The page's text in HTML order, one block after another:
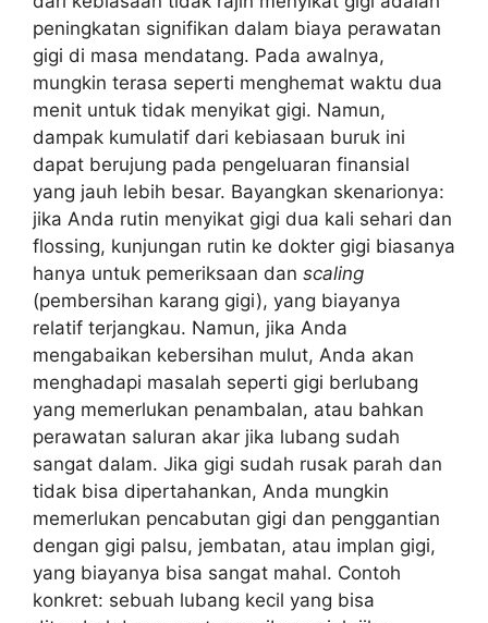
peningkatan signifikan dalam biaya perawatan
gigi di masa mendatang. Pada awalnya,
mungkin terasa seperti menghemat waktu dua
menit untuk tidak menyikat gigi. Namun,
dampak kumulatif dari kebiasaan buruk ini
dapat berujung pada pengeluaran finansial
yang jauh lebih besar. Bayangkan skenarionya:
jika Anda rutin menyikat gigi dua kali sehari dan
flossing, kunjungan rutin ke dokter gigi biasanya
hanya untuk pemeriksaan dan scaling
(pembersihan karang gigi), yang biayanya
relatif terjangkau. Namun, jika Anda
mengabaikan kebersihan mulut, Anda akan
menghadapi masalah seperti gigi berlubang
yang memerlukan penambalan, atau bahkan
perawatan saluran akar jika lubang sudah
sangat dalam. Jika gigi sudah rusak parah dan
tidak bisa dipertahankan, Anda mungkin
memerlukan pencabutan gigi dan penggantian
dengan gigi palsu, jembatan, atau implan gigi,
yang biayanya bisa sangat mahal. Contoh
konkret: sebuah lubang kecil yang bisa